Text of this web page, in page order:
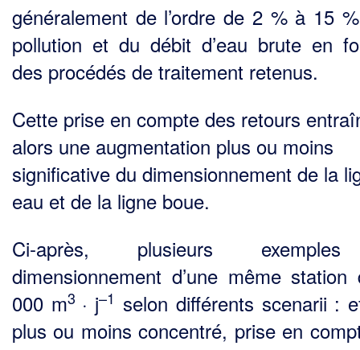
généralement de l’ordre de 2 % à 15
pollution et du débit d’eau brute en
des procédés de traitement retenus.
Cette prise en compte des retours
alors une augmentation plus ou moins
significative du dimensionnement de la
eau et de la ligne boue.
Ci-après, plusieurs
dimensionnement d’une même
000 m3 · j–1 selon différents scenarii :
plus ou moins concentré, prise en